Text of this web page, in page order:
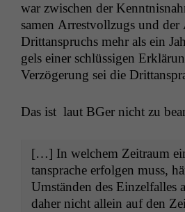
war zwis­chen der
samen Arrestvol­lzugs und
Drit­tanspruchs mehr als ein
gels ein­er schlüs­si­gen
Verzögerung sei die
Das ist laut BGer nicht zu
[…] In welchem Zeitraum
tansprache erfol­gen muss,
Umstän­den des
daher nicht allein auf den